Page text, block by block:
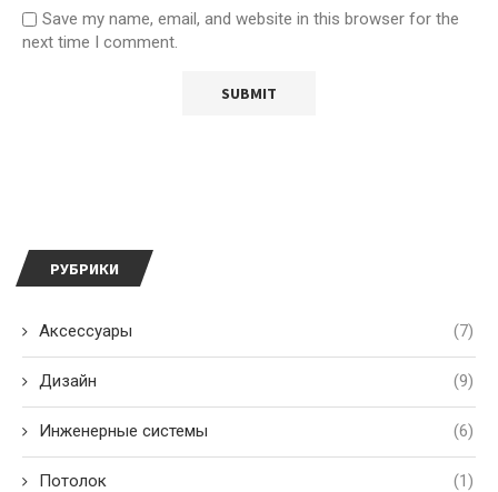
Save my name, email, and website in this browser for the
next time I comment.
РУБРИКИ
Аксессуары (7)
Дизайн (9)
Инженерные системы (6)
Потолок (1)